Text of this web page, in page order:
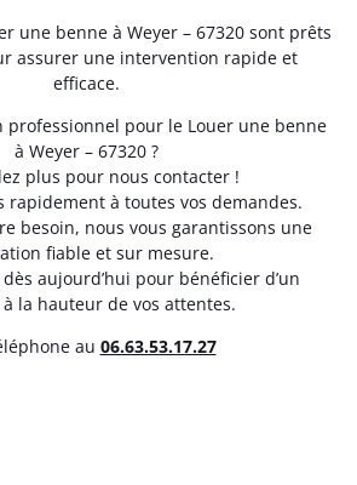
une benne à Weyer – 67320 sont prêts
assurer une intervention rapide et
efficace.
professionnel pour le Louer une benne
à Weyer – 67320 ?
plus pour nous contacter !
rapidement à toutes vos demandes.
besoin, nous vous garantissons une
fiable et sur mesure.
aujourd’hui pour bénéficier d’un
la hauteur de vos attentes.
au 06.63.53.17.27